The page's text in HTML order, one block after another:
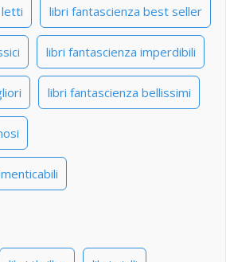
letti libri fantascienza best seller
libri fantascienza imperdibili
libri fantascienza bellissimi